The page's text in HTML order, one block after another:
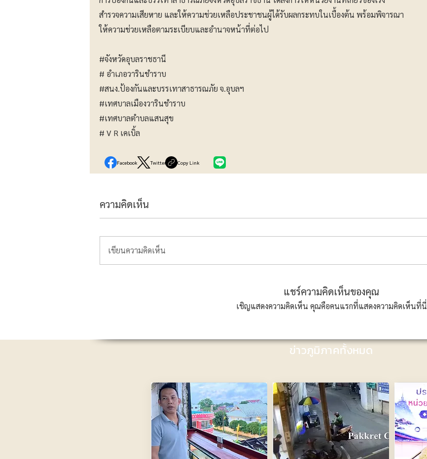
สำรวจความเสียหาย และให้ความช่วยเหลือประชาชนผู้ได้รับผลกระทบในเบื้องต้น พร้อมพิจารณา
ให้ความช่วยเหลือตามระเบียบและอำนาจหน้าที่ต่อไป
#จังหวัดอุบลราชธานี
# อำเภอวารินชำราบ
#สนง.ป้องกันและบรรเทาสาธารณภัย จ.อุบลฯ
#เทศบาลเมืองวารินชำราบ
#เทศบาลตำบลแสนสุข
# V R เคเบิ้ล
Facebook Twitter Copy Link
ความคิดเห็น
เขียนความคิดเห็น
แชร์ความคิดเห็นของคุณ
เชิญแสดงความคิดเห็น คุณคือคนแรกที่แสดงความคิดเห็นที่นี่
ข่าวภูมิภาคทั้งหมด